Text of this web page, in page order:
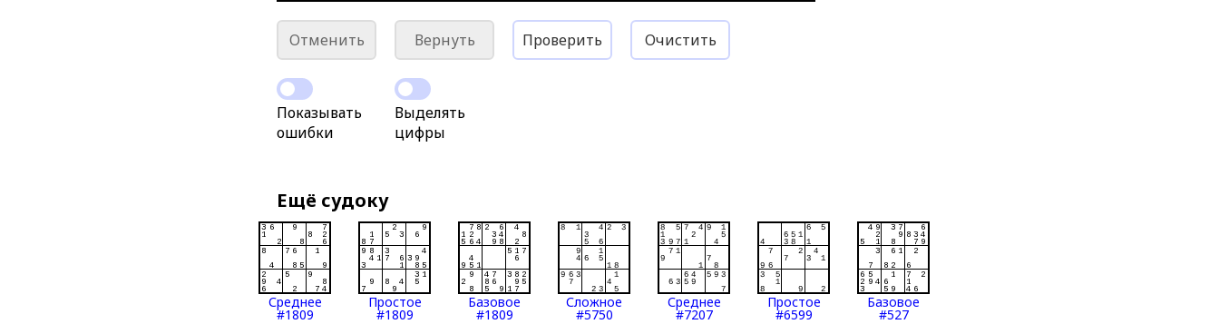
Отменить Вернуть Проверить Очистить
Показывать
ошибки
Выделять
цифры
Ещё судоку
Среднее
#1809
Простое
#1809
Базовое
#1809
Сложное
#5750
Среднее
#7207
Простое
#6599
Базовое
#527